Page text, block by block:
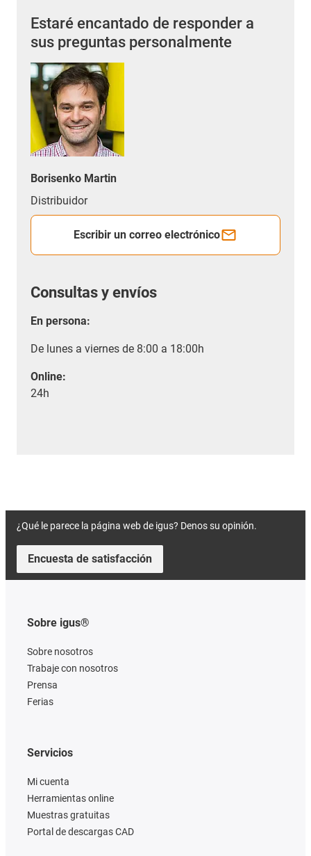
Estaré encantado de responder a
sus preguntas personalmente
Borisenko Martin
Distribuidor
Escribir un correo electrónico
Consultas y envíos
En persona:
De lunes a viernes de 8:00 a 18:00h
Online:
24h
¿Qué le parece la página web de igus? Denos su opinión.
Encuesta de satisfacción
Sobre igus®
Sobre nosotros
Trabaje con nosotros
Prensa
Ferias
Servicios
Mi cuenta
Herramientas online
Muestras gratuitas
Portal de descargas CAD